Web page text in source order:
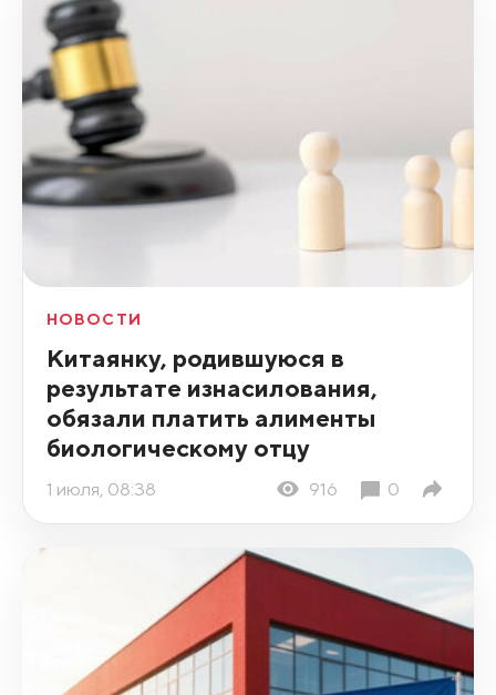
НОВОСТИ
Китаянку, родившуюся в
результате изнасилования,
обязали платить алименты
биологическому отцу
1 июля, 08:38 916 0